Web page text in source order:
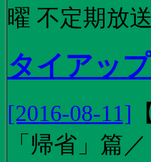
曜 不定期放送
タイアップ
[2016-08-11] 【
「帰省」篇